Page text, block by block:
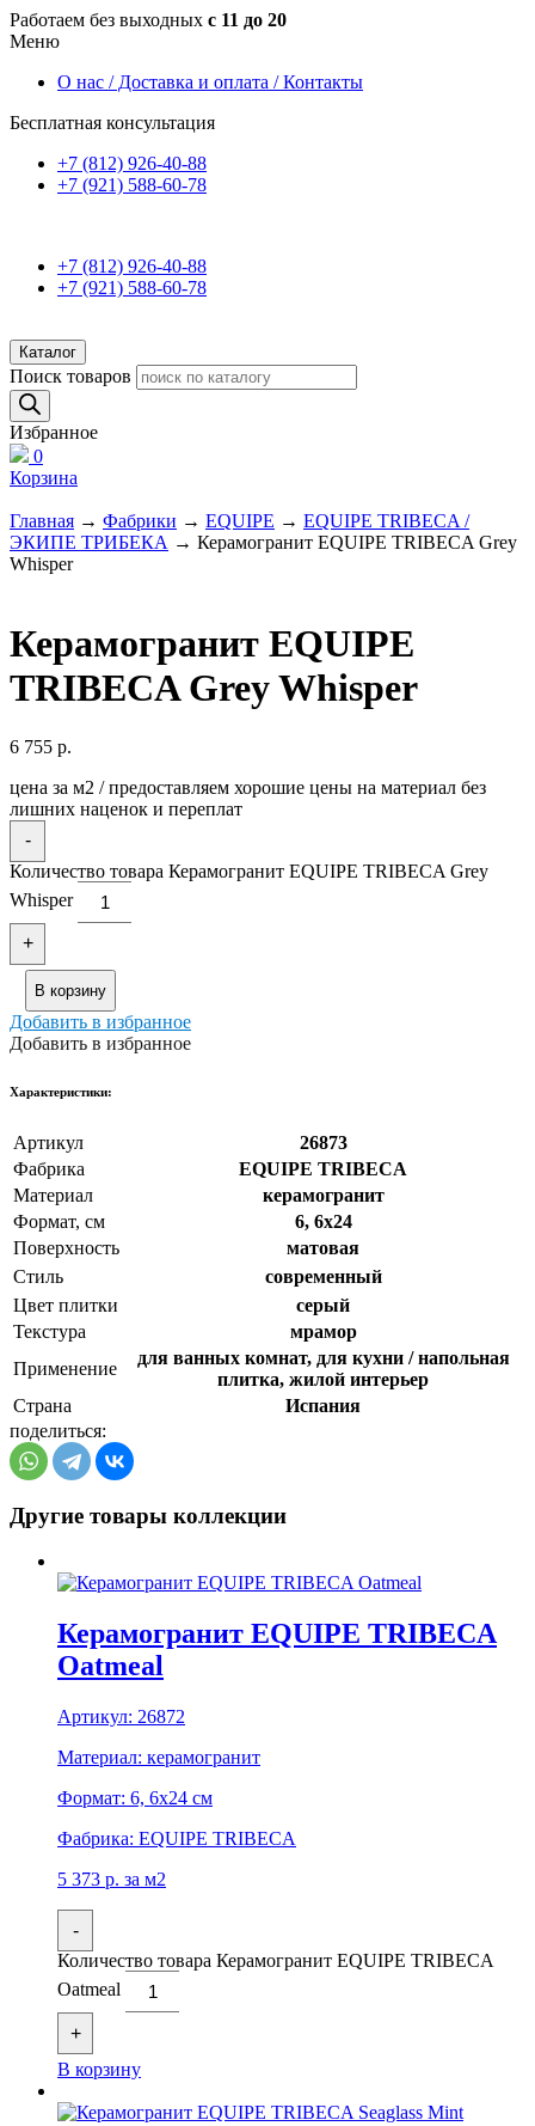
Работаем без выходных с 11 до 20
Меню
О нас / Доставка и оплата / Контакты
Бесплатная консультация
+7 (812) 926-40-88
+7 (921) 588-60-78
+7 (812) 926-40-88
+7 (921) 588-60-78
Каталог
Поиск товаров
Избранное
0
Корзина
Главная → Фабрики → EQUIPE → EQUIPE TRIBECA /
ЭКИПЕ ТРИБЕКА → Керамогранит EQUIPE TRIBECA Grey
Whisper
Керамогранит EQUIPE
TRIBECA Grey Whisper
6 755 р.
цена за м2 / предоставляем хорошие цены на материал без
лишних наценок и переплат
-
Количество товара Керамогранит EQUIPE TRIBECA Grey
Whisper
+
В корзину
Добавить в избранное
Добавить в избранное
Xарактеристики:
Артикул
26873
Фабрика
EQUIPE TRIBECA
Материал
керамогранит
Формат, см
6, 6x24
Поверхность
матовая
Стиль
cовременный
Цвет плитки
серый
Текстура
мрамор
Применение
для ванных комнат, для кухни / напольная
плитка, жилой интерьер
Страна
Испания
поделиться:
Другие товары коллекции
Керамогранит EQUIPE TRIBECA
Oatmeal
Артикул: 26872
Материал: керамогранит
Формат: 6, 6x24 см
Фабрика: EQUIPE TRIBECA
5 373 р. за м2
-
Количество товара Керамогранит EQUIPE TRIBECA
Oatmeal
+
В корзину